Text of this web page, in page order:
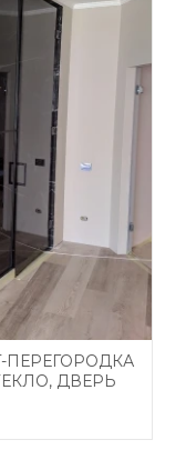
ПЕРЕГОРОДКА
ДВЕРЬ